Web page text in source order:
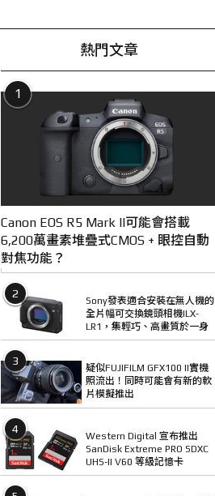
熱門文章
1
Canon EOS R5 Mark II可能會搭載
6,200萬畫素堆疊式CMOS + 眼控自動
對焦功能？
2
Sony發表適合安裝在無人機的
全片幅可交換鏡頭相機ILX-
LR1，集輕巧、高畫質於一身
3
疑似FUJIFILM GFX100 II實機
照流出！同時可能會有新的軟
片模擬推出
4
Western Digital 宣布推出
SanDisk Extreme PRO SDXC
UHS-II V60 等級記憶卡